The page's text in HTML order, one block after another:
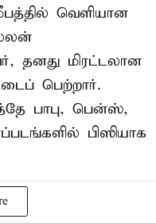
வெளியான
தனது மிரட்டலான
பெற்றார்.
பாபு, பென்ஸ்,
பிஸியாக